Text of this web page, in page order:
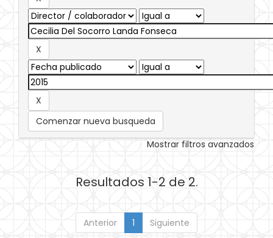
Comenzar nueva busqueda
Mostrar filtros avanzados
Resultados 1-2 de 2.
Anterior 1 Siguiente